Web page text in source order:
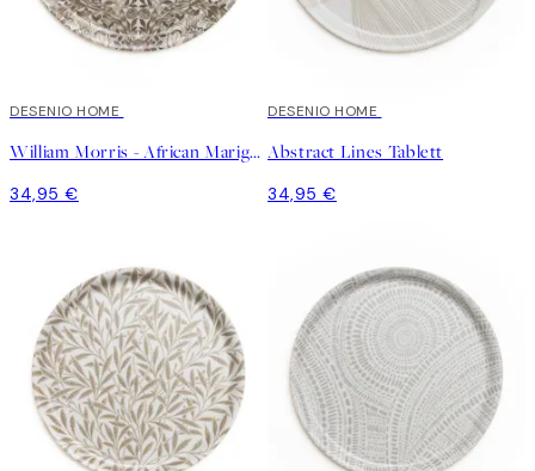
DESENIO HOME
William Morris - African Marigold Round Tablett
34,95 €
DESENIO HOME
Abstract Lines Tablett
34,95 €